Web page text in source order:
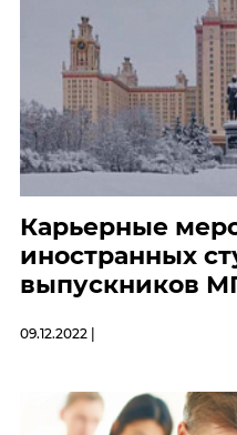
Карьерные
иностранных
выпускников
09.12.2022 |